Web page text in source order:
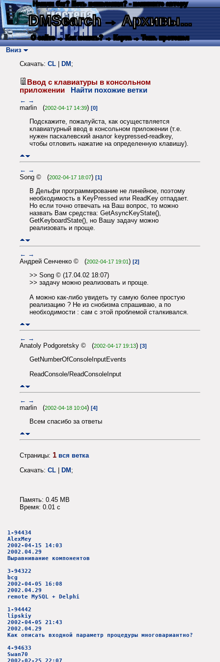
Нашли баг? Есть пожелания? - напишите автору
DMSearch→ Архивы...
О сайте → Как искать? → Карта → Текс. протокол
Вниз
Скачать: CL DM ;
Ввод с клавиатуры в консольном
приложении
Найти похожие ветки
← →
marlin (2002-04-17 14:39) [0]
Подскажите, пожалуйста, как осуществляется
клавиатурный ввод в консольном приложении (т.е.
нужен паскалевский аналог keypressed-readkey,
чтобы отловить нажатие на определенную клавишу).
← →
Song © (2002-04-17 18:07) [1]
В Дельфи программирование не линейное, поэтому
необходимость в KeyPressed или ReadKey отпадает.
Но если точно отвечать на Ваш вопрос, то можно
назвать Вам средства: GetAsyncKeyState(),
GetKeyboardState(), но Вашу задачу можно
реализовать и проще.
← →
Андрей Сенченко © (2002-04-17 19:01) [2]
>> Song © (17.04.02 18:07)
>> задачу можно реализовать и проще.
А можно как-либо увидеть ту самую более простую
реализацию ? Не из снобизма спрашиваю, а по
необходимости : сам с этой проблемой сталкивался.
← →
Anatoly Podgoretsky © (2002-04-17 19:13) [3]
GetNumberOfConsoleInputEvents
ReadConsole/ReadConsoleInput
← →
marlin (2002-04-18 10:04) [4]
Всем спасибо за ответы
Страницы: 1 вся ветка
Скачать: CL | DM;
Память: 0.45 MB
Время: 0.01 c
1-94434
AlexMey
2002-04-15 14:03
2002.04.29
Выравнивание компонентов
3-94322
bcg
2002-04-05 16:08
2002.04.29
remote MySQL + Delphi
1-94442
lipskiy
2002-04-05 21:43
2002.04.29
Как описать входной параметр процедуры многовариантно?
4-94633
Swan70